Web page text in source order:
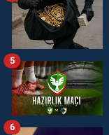
5
6